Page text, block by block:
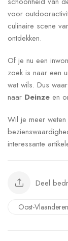
voor
culinaire scene
ontdekken.
Of je nu een
zoek is naar een
wat wils. Dus
naar Deinze en
Wil je meer
interessante
Deel
Oost-Vlaanderen